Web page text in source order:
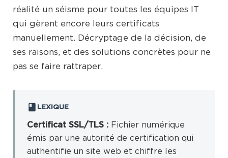
réalité un séisme pour toutes les équipes IT
qui gèrent encore leurs certificats
manuellement. Décryptage de la décision, de
ses raisons, et des solutions concrètes pour ne
pas se faire rattraper.
LEXIQUE
Certificat SSL/TLS : Fichier numérique
émis par une autorité de certification qui
authentifie un site web et chiffre les